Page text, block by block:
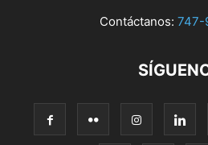
Contáctanos: 747-